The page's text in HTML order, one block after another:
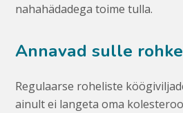
nahahädadega toime tulla.
Annavad sulle
Regulaarse roheliste
ainult ei langeta oma